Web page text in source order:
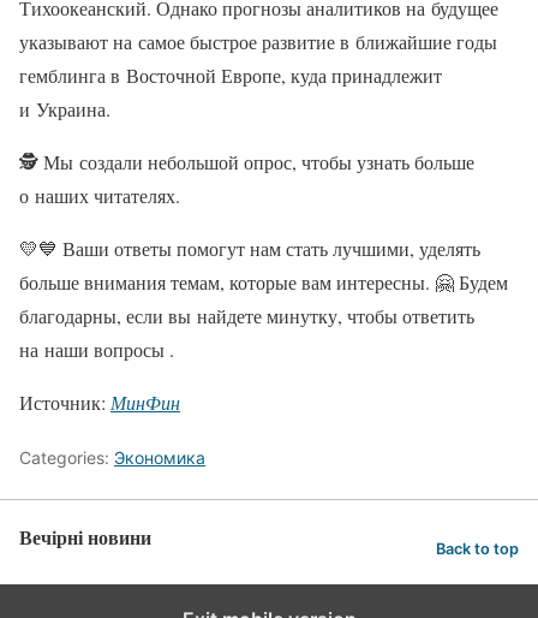
Тихоокеанский. Однако прогнозы аналитиков на будущее
указывают на самое быстрое развитие в ближайшие годы
гемблинга в Восточной Европе, куда принадлежит
и Украина.
🕵️ Мы создали небольшой опрос, чтобы узнать больше
о наших читателях.
💛💙 Ваши ответы помогут нам стать лучшими, уделять
больше внимания темам, которые вам интересны. 🤗 Будем
благодарны, если вы найдете минутку, чтобы ответить
на наши вопросы .
Источник: МинФин
Categories: Экономика
Вечірні новини Back to top